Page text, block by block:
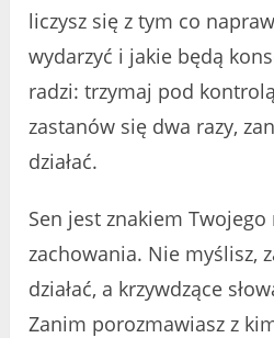
liczysz się z tym co
wydarzyć i jakie będą
radzi: trzymaj pod
zastanów się dwa razy,
działać.
Sen jest znakiem Twojego
zachowania. Nie myślisz,
działać, a krzywdzące
Zanim porozmawiasz z